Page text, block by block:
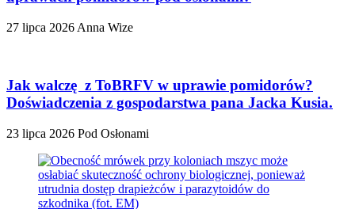
27 lipca 2026 Anna Wize
Jak walczę z ToBRFV w uprawie pomidorów?
Doświadczenia z gospodarstwa pana Jacka Kusia.
23 lipca 2026 Pod Osłonami